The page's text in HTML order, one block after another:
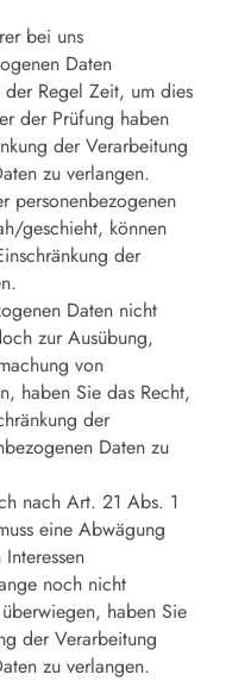
bei uns
Daten
Regel Zeit, um dies
der Prüfung haben
der Verarbeitung
zu verlangen.
personenbezogenen
geschieht, können
der
Daten nicht
zur Ausübung,
von
haben Sie das Recht,
der
Daten zu
nach Art. 21 Abs. 1
eine Abwägung
noch nicht
haben Sie
der Verarbeitung
zu verlangen.